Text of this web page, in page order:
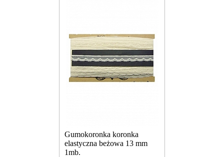
Gumokoronka koronka
elastyczna beżowa 13 mm
1mb.